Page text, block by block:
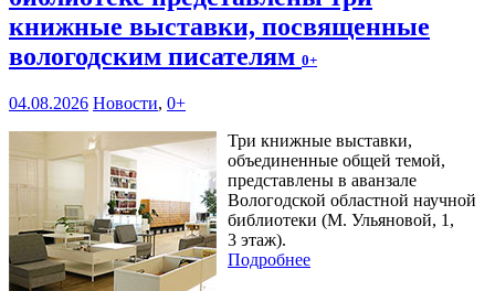
книжные выставки, посвященные
вологодским писателям 0+
04.08.2026 Новости, 0+
Три книжные выставки,
объединенные общей темой,
представлены в аванзале
Вологодской областной научной
библиотеки (М. Ульяновой, 1,
3 этаж).
Подробнее